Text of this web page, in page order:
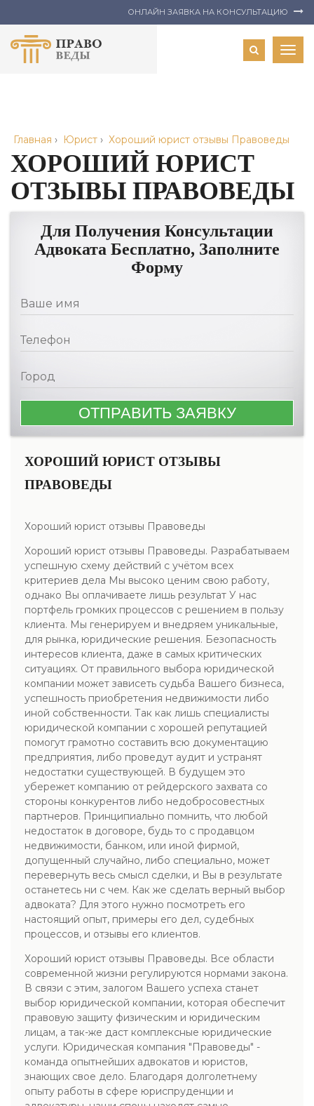
ОНЛАЙН ЗАЯВКА НА КОНСУЛЬТАЦИЮ
Главная › Юрист › Хороший юрист отзывы Правоведы
ХОРОШИЙ ЮРИСТ
ОТЗЫВЫ ПРАВОВЕДЫ
Для Получения Консультации
Адвоката Бесплатно, Заполните
Форму
ХОРОШИЙ ЮРИСТ ОТЗЫВЫ
ПРАВОВЕДЫ
Хороший юрист отзывы Правоведы
Хороший юрист отзывы Правоведы. Разрабатываем
успешную схему действий с учётом всех
критериев дела Мы высоко ценим свою работу,
однако Вы оплачиваете лишь результат У нас
портфель громких процессов с решением в пользу
клиента. Мы генерируем и внедряем уникальные,
для рынка, юридические решения. Безопасность
интересов клиента, даже в самых критических
ситуациях. От правильного выбора юридической
компании может зависеть судьба Вашего бизнеса,
успешность приобретения недвижимости либо
иной собственности. Так как лишь специалисты
юридической компании с хорошей репутацией
помогут грамотно составить всю документацию
предприятия, либо проведут аудит и устранят
недостатки существующей. В будущем это
убережет компанию от рейдерского захвата со
стороны конкурентов либо недобросовестных
партнеров. Принципиально помнить, что любой
недостаток в договоре, будь то с продавцом
недвижимости, банком, или иной фирмой,
допущенный случайно, либо специально, может
перевернуть весь смысл сделки, и Вы в результате
останетесь ни с чем. Как же сделать верный выбор
адвоката? Для этого нужно посмотреть его
настоящий опыт, примеры его дел, судебных
процессов, и отзывы его клиентов.
Хороший юрист отзывы Правоведы. Все области
современной жизни регулируются нормами закона.
В связи с этим, залогом Вашего успеха станет
выбор юридической компании, которая обеспечит
правовую защиту физическим и юридическим
лицам, а так-же даст комплексные юридические
услуги. Юридическая компания "Правоведы" -
команда опытнейших адвокатов и юристов,
знающих свое дело. Благодаря долголетнему
опыту работы в сфере юриспруденции и